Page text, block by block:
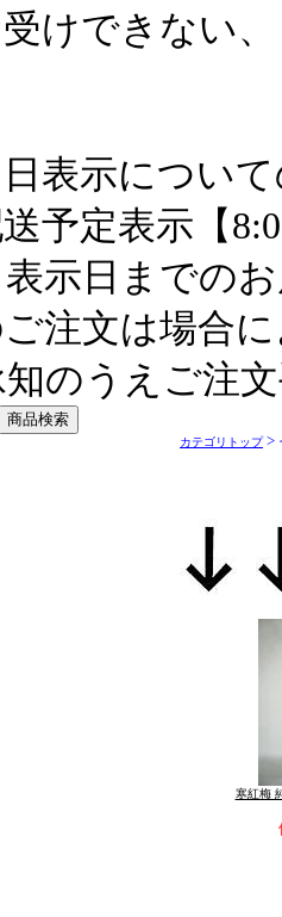
けできない
表示につい
予定表示【
示日までの
注文は場合
のうえご注
カテゴリトップ>
寒紅梅